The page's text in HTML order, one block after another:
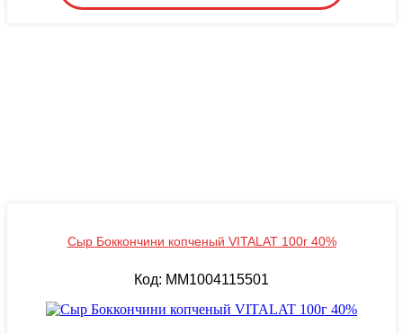
Сыр Боккончини копченый VITALAT 100г 40%
Код: MM1004115501